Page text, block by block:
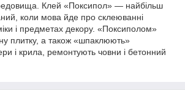
Клей «Поксипол» — найбільш
коли мова йде про склеюванні
і предметах декору. «Поксиполом»
плитку, а також «шпаклюють»
і крила, ремонтують човни і бетонний